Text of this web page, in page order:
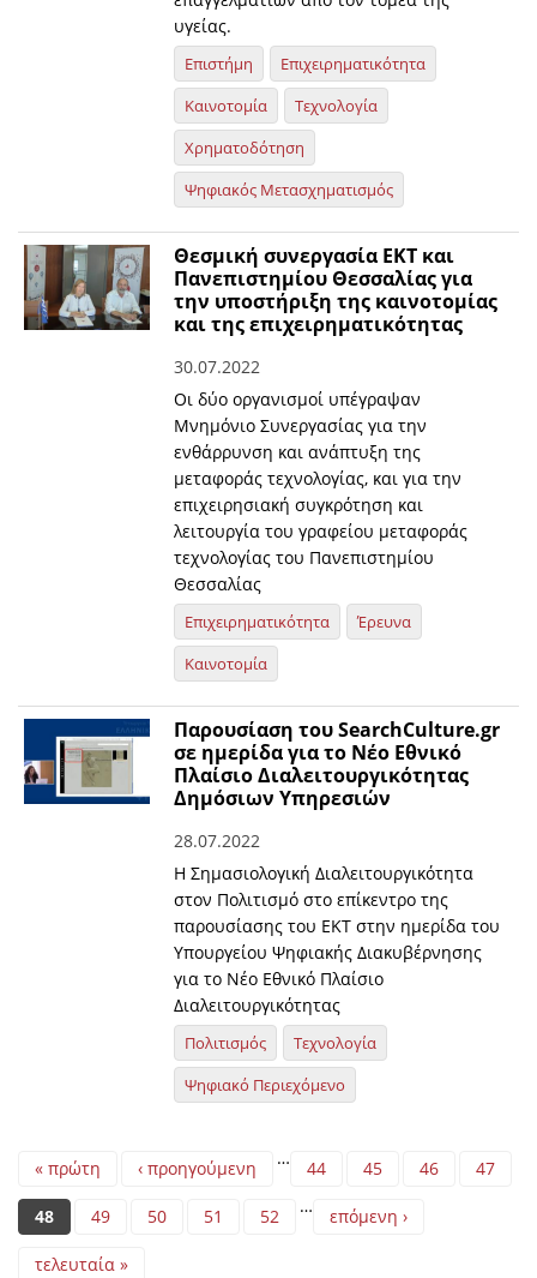
υγείας.
Επιστήμη
Επιχειρηματικότητα
Καινοτομία
Τεχνολογία
Χρηματοδότηση
Ψηφιακός Μετασχηματισμός
Θεσμική συνεργασία ΕΚΤ και
Πανεπιστημίου Θεσσαλίας για
την υποστήριξη της καινοτομίας
και της επιχειρηματικότητας
30.07.2022
Οι δύο οργανισμοί υπέγραψαν
Μνημόνιο Συνεργασίας για την
ενθάρρυνση και ανάπτυξη της
μεταφοράς τεχνολογίας, και για την
επιχειρησιακή συγκρότηση και
λειτουργία του γραφείου μεταφοράς
τεχνολογίας του Πανεπιστημίου
Θεσσαλίας
Επιχειρηματικότητα
Έρευνα
Καινοτομία
Παρουσίαση του SearchCulture.gr
σε ημερίδα για το Νέο Εθνικό
Πλαίσιο Διαλειτουργικότητας
Δημόσιων Υπηρεσιών
28.07.2022
Η Σημασιολογική Διαλειτουργικότητα
στον Πολιτισμό στο επίκεντρο της
παρουσίασης του ΕΚΤ στην ημερίδα του
Υπουργείου Ψηφιακής Διακυβέρνησης
για το Νέο Εθνικό Πλαίσιο
Διαλειτουργικότητας
Πολιτισμός
Τεχνολογία
Ψηφιακό Περιεχόμενο
Pages
« πρώτη ‹ προηγούμενη … 44 45 46 47
48 49 50 51 52 … επόμενη ›
τελευταία »